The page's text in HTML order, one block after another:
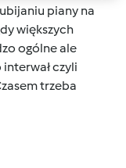
piany na
większych
ogólne ale
interwał czyli
trzeba